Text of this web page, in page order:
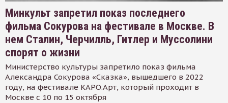
Минкульт запретил показ последнего
фильма Сокурова на фестивале в Москве. В
нем Сталин, Черчилль, Гитлер и Муссолини
спорят о жизни
Министерство культуры запретило показ фильма
Александра Сокурова «Сказка», вышедшего в 2022
году, на фестивале КАРО.Арт, который проходит в
Москве с 10 по 15 октября